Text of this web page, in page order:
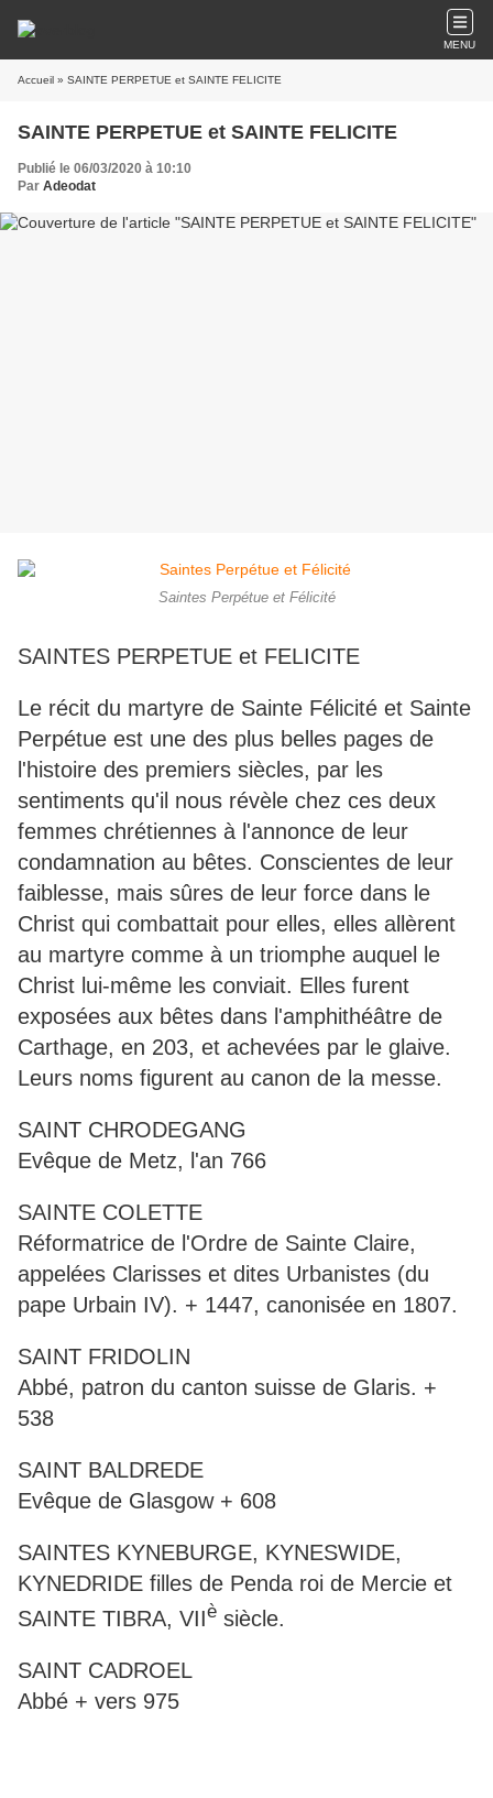
MENU
Accueil » SAINTE PERPETUE et SAINTE FELICITE
SAINTE PERPETUE et SAINTE FELICITE
Publié le 06/03/2020 à 10:10
Par Adeodat
Saintes Perpétue et Félicité
SAINTES PERPETUE et FELICITE
Le récit du martyre de Sainte Félicité et Sainte
Perpétue est une des plus belles pages de
l'histoire des premiers siècles, par les
sentiments qu'il nous révèle chez ces deux
femmes chrétiennes à l'annonce de leur
condamnation au bêtes. Conscientes de leur
faiblesse, mais sûres de leur force dans le
Christ qui combattait pour elles, elles allèrent
au martyre comme à un triomphe auquel le
Christ lui-même les conviait. Elles furent
exposées aux bêtes dans l'amphithéâtre de
Carthage, en 203, et achevées par le glaive.
Leurs noms figurent au canon de la messe.
SAINT CHRODEGANG
Evêque de Metz, l'an 766
SAINTE COLETTE
Réformatrice de l'Ordre de Sainte Claire,
appelées Clarisses et dites Urbanistes (du
pape Urbain IV). + 1447, canonisée en 1807.
SAINT FRIDOLIN
Abbé, patron du canton suisse de Glaris. +
538
SAINT BALDREDE
Evêque de Glasgow + 608
SAINTES KYNEBURGE, KYNESWIDE,
KYNEDRIDE filles de Penda roi de Mercie et
SAINTE TIBRA, VIIè siècle.
SAINT CADROEL
Abbé + vers 975